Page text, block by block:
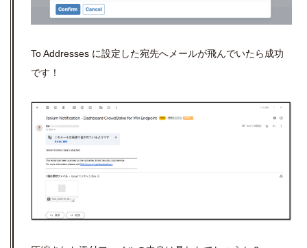
To Addresses に設定した宛先へメールが飛んでいたら成功
です！